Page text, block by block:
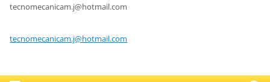
tecnomecanicam.j@hotmail.com
tecnomecanicam.j@hotmail.com